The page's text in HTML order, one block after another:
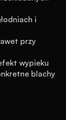
i
przy
wypieku
blachy